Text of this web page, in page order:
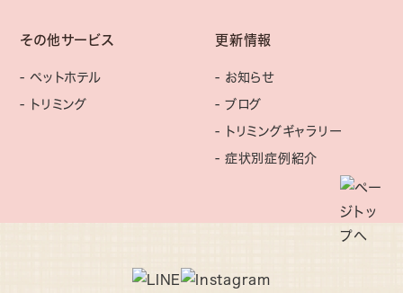
その他サービス
ペットホテル
トリミング
更新情報
お知らせ
ブログ
トリミングギャラリー
症状別症例紹介